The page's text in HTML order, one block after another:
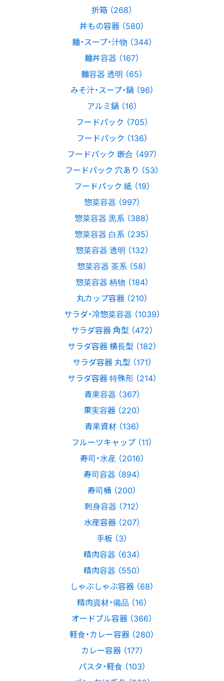
折箱 （268）
丼もの容器 （580）
麺・スープ・汁物 （344）
麺丼容器 （167）
麺容器 透明 （65）
みそ汁・スープ・鍋 （96）
アルミ鍋 （16）
フードパック （705）
フードパック （136）
フードパック 嵌合 （497）
フードパック 穴あり （53）
フードパック 紙 （19）
惣菜容器 （997）
惣菜容器 黒系 （388）
惣菜容器 白系 （235）
惣菜容器 透明 （132）
惣菜容器 茶系 （58）
惣菜容器 柄物 （184）
丸カップ容器 （210）
サラダ・冷惣菜容器 （1039）
サラダ容器 角型 （472）
サラダ容器 横長型 （182）
サラダ容器 丸型 （171）
サラダ容器 特殊形 （214）
青果容器 （367）
果実容器 （220）
青果資材 （136）
フルーツキャップ （11）
寿司・水産 （2016）
寿司容器 （894）
寿司桶 （200）
刺身容器 （712）
水産容器 （207）
手板 （3）
精肉容器 （634）
精肉容器 （550）
しゃぶしゃぶ容器 （68）
精肉資材・備品 （16）
オードブル容器 （366）
軽食・カレー容器 （280）
カレー容器 （177）
パスタ・軽食 （103）